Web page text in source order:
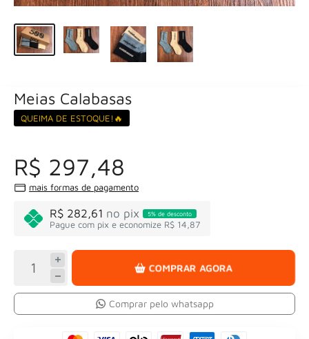
Meias Calabasas
QUEIMA DE ESTOQUE!🔥
R$ 297,48
mais formas de pagamento
R$ 282,61 no pix 5% de desconto
Pague com pix e economize R$ 14,87
COMPRAR AGORA
Comprar pelo whatsapp